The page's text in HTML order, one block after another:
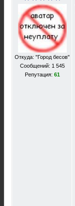
Откуда: "Город бесов"
Сообщений: 1 545
Репутация: 61